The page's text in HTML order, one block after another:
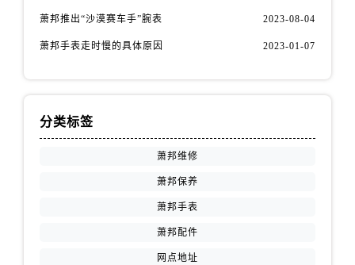
萧邦推出“沙漠赛车手”腕表 2023-08-04
萧邦手表走时慢的具体原因 2023-01-07
分类标签
萧邦维修
萧邦保养
萧邦手表
萧邦配件
网点地址